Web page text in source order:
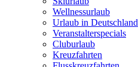
Wellnessurlaub
Urlaub in Deutschland
Veranstalterspecials
Cluburlaub
Kreuzfahrten